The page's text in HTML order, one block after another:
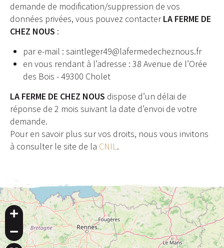
demande de modification/suppression de vos
données privées, vous pouvez contacterLA FERME DE
CHEZ NOUS :
par e-mail : saintleger49@lafermedecheznous.fr
en vous rendant à l’adresse : 38 Avenue de l’Orée
des Bois - 49300 Cholet
LA FERME DE CHEZ NOUS dispose d’un délai de
réponse de 2 mois suivant la date d’envoi de votre
demande.
Pour en savoir plus sur vos droits, nous vous invitons
à consulter le site de la CNIL.